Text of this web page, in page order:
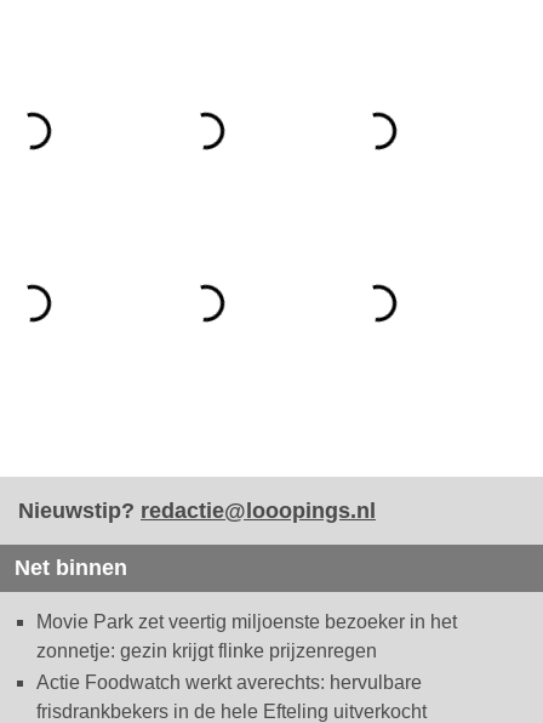
Nieuwstip? redactie@looopings.nl
Net binnen
Movie Park zet veertig miljoenste bezoeker in het
zonnetje: gezin krijgt flinke prijzenregen
Actie Foodwatch werkt averechts: hervulbare
frisdrankbekers in de hele Efteling uitverkocht